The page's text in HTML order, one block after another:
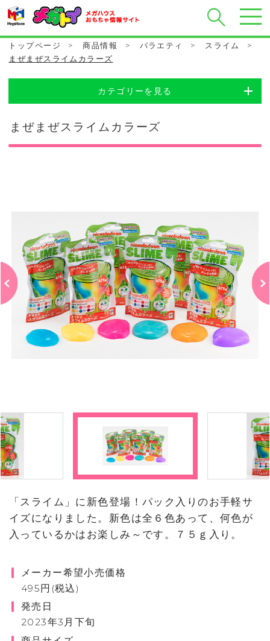
トップページ > 商品情報 > バラエティ > スライム
>
まぜまぜスライムカラーズ
カテゴリーを見る
まぜまぜスライムカラーズ
「スライム」に新色登場！パック入りのお手軽サ
イズになりました。新色は全６色あって、何色が
入っているかはお楽しみ～です。７５ｇ入り。
メーカー希望小売価格
495円(税込)
発売日
2023年3月下旬